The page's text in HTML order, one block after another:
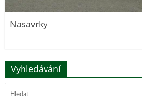
Nasavrky
Vyhledávání